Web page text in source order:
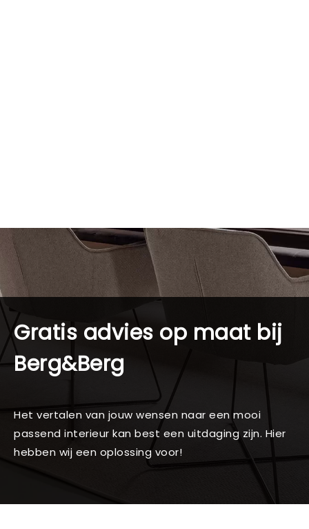
Gratis advies op maat bij
Berg&Berg
Het vertalen van jouw wensen naar een mooi
passend interieur kan best een uitdaging zijn. Hier
hebben wij een oplossing voor!